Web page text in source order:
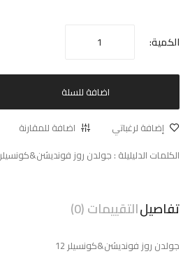
الكمية:
اضافة للسلة
إضافة لرغباتي
اضافة للمقارنة
الكلمات الدليليلة : جولدن روز فونديشن&كونسيلر 12
تفاصيلالتقييمات (0)
جولدن روز فونديشن&كونسيلر 12